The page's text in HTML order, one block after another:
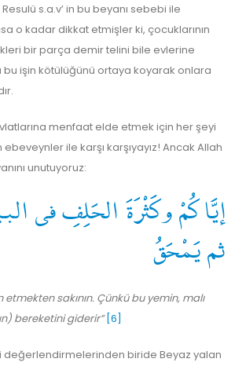
s.a.v’ in bu beyanı sebebi ile
o kadar dikkat etmişler ki, çocuklarının
bir parça demir telini bile evlerine
bu işin kötülüğünü ortaya koyarak onlara
menfaat elde etmek için her şeyi
ile karşı karşıyayız! Ancak Allah
unutuyoruz:
إيَّاكُمْ وكَثْرَةَ الحَلِفِ في
ثم يَمْحَقُ
etmekten sakının. Çünkü bu yemin, malı
bereketini giderir” [6]
değerlendirmelerinden biride Beyaz yalan